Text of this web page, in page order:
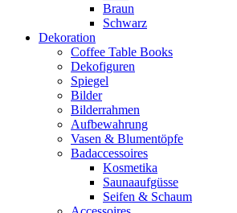
Braun
Schwarz
Dekoration
Coffee Table Books
Dekofiguren
Spiegel
Bilder
Bilderrahmen
Aufbewahrung
Vasen & Blumentöpfe
Badaccessoires
Kosmetika
Saunaaufgüsse
Seifen & Schaum